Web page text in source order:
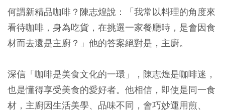
何謂新精品咖啡？陳志煌說：「我常以料理的角度來
看待咖啡，身為吃貨，在挑選一家餐廳時，是會因食
材而去還是主廚？」他的答案絕對是，主廚。
深信「咖啡是美食文化的一環」，陳志煌是咖啡迷，
也是懂得享受美食的愛好者。他相信，即使是同一食
材，主廚因生活美學、品味不同，會巧妙運用煎、